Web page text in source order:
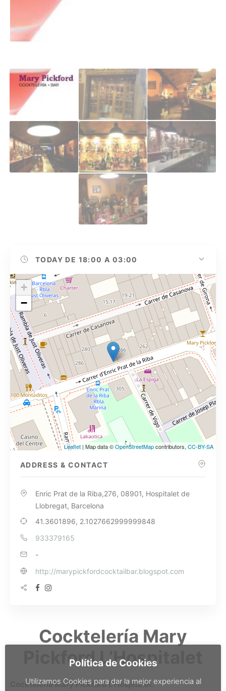
TODAY DE 18:00 A 03:00
+
−
Leaflet | Map data ©OpenStreetMapcontributors, CC-BY-SA
ADDRESS & CONTACT
Enric Prat de la Riba,276, 08901, Hospitalet de
Llobregat, Barcelona
41.3601896, 2.1027662999999848
933379165
-
http://marypickfordcocktailbar.blogspot.com
Cocktelería Mary
Pickford L’Hospitalet
Cocktelería Mary Pickford L’Hospitalet.
Política de Cookies
Utilizamos Cookies para dar la mejor experiencia al